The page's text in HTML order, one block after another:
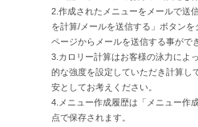
2.作成されたメニューをメールで送
を計算/メールを送信する」ボタン
ページからメールを送信する事がで
3.カロリー計算はお客様の泳力によ
的な強度を設定していただき計算し
安としてお考えください。
4.メニュー作成履歴は「メニュー作
点で保存されます。